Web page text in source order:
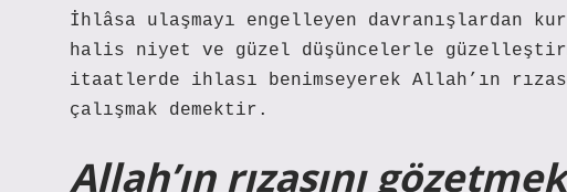
İhlâsa ulaşmayı engelleyen davranışlardan
halis niyet ve güzel düşüncelerle
itaatlerde ihlası benimseyerek Allah’ın
çalışmak demektir.
Allah’ın rızasını